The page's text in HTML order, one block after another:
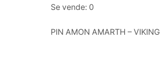
Se vende: 0
PIN AMON AMARTH –